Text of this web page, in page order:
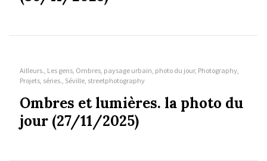
Ailleurs., Les gens, Ombres, paysage urbain, photo du jour, Photography,
Projets, séries., Séville, streetphotography
Ombres et lumières. la photo du
jour (27/11/2025)